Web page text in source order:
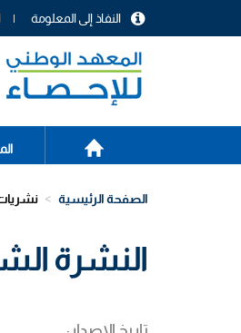
menu
header
النفاذ إلى المعلومة
Main
navigation
الرئيسية
الصفحة الرئيسية
النشرة